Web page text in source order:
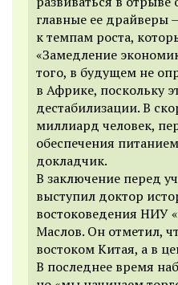
главные ее драйверы
к темпам роста,
«Замедление
того, в будущем не
в Африке, поскольку
дестабилизации. В
миллиард человек,
обеспечения
докладчик.
В заключение перед
выступил доктор
востоковедения НИУ
Маслов. Он отметил,
востоком Китая, а в
В последнее время